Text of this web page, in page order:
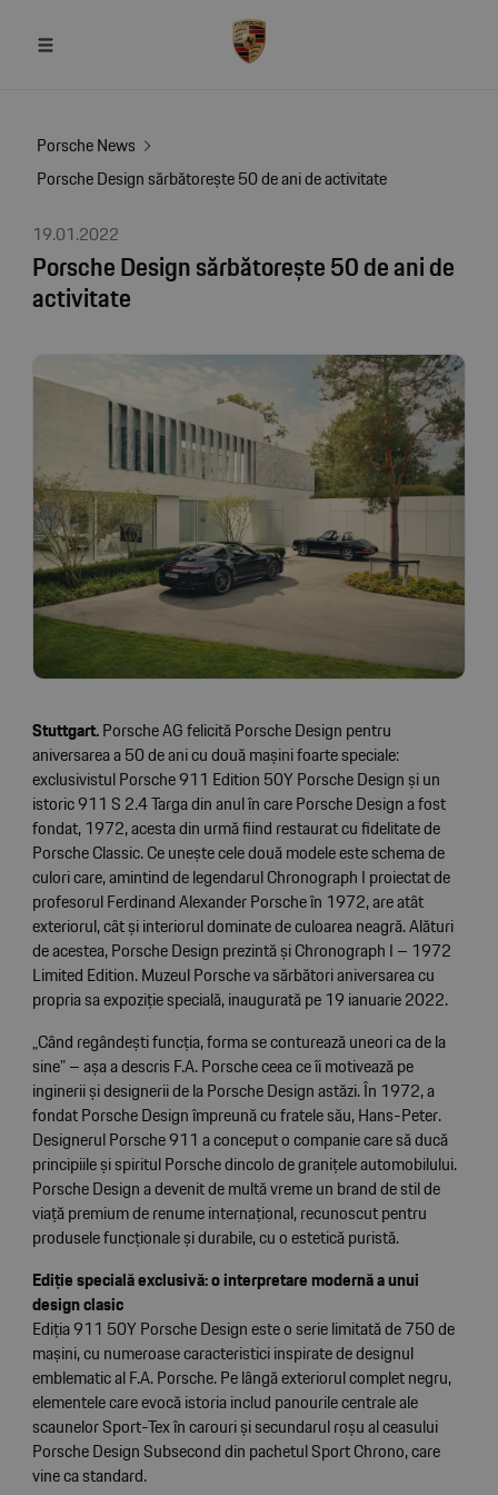
Porsche News
Porsche Design sărbătorește 50 de ani de activitate
19.01.2022
Porsche Design sărbătorește 50 de ani de
activitate
Stuttgart.Porsche AG felicită Porsche Design pentru
aniversarea a 50 de ani cu două mașini foarte speciale:
exclusivistul Porsche 911 Edition 50Y Porsche Design și un
istoric 911 S 2.4 Targa din anul în care Porsche Design a fost
fondat, 1972, acesta din urmă fiind restaurat cu fidelitate de
Porsche Classic. Ce unește cele două modele este schema de
culori care, amintind de legendarul Chronograph I proiectat de
profesorul Ferdinand Alexander Porsche în 1972, are atât
exteriorul, cât și interiorul dominate de culoarea neagră. Alături
de acestea, Porsche Design prezintă și Chronograph I – 1972
Limited Edition. Muzeul Porsche va sărbători aniversarea cu
propria sa expoziție specială, inaugurată pe 19 ianuarie 2022.
„Când regândești funcția, forma se conturează uneori ca de la
sine” – așa a descris F.A. Porsche ceea ce îi motivează pe
inginerii și designerii de la Porsche Design astăzi. În 1972, a
fondat Porsche Design împreună cu fratele său, Hans-Peter.
Designerul Porsche 911 a conceput o companie care să ducă
principiile și spiritul Porsche dincolo de granițele automobilului.
Porsche Design a devenit de multă vreme un brand de stil de
viață premium de renume internațional, recunoscut pentru
produsele funcționale și durabile, cu o estetică puristă.
Ediție specială exclusivă: o interpretare modernă a unui
design clasic
Ediția 911 50Y Porsche Design este o serie limitată de 750 de
mașini, cu numeroase caracteristici inspirate de designul
emblematic al F.A. Porsche. Pe lângă exteriorul complet negru,
elementele care evocă istoria includ panourile centrale ale
scaunelor Sport-Tex în carouri și secundarul roșu al ceasului
Porsche Design Subsecond din pachetul Sport Chrono, care
vine ca standard.